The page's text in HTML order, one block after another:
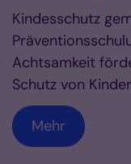
Kindesschutz
Achtsamkeit
Schutz von
Mehr